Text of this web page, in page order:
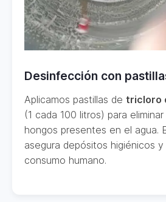
Desinfección con
Aplicamos pastillas de tricloro
(1 cada 100 litros) para
hongos presentes en el agua.
asegura depósitos higiénicos
consumo humano.